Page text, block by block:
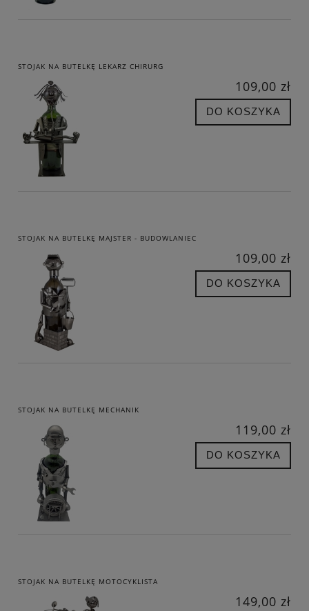
STOJAK NA BUTELKĘ LEKARZ CHIRURG
109,00 zł
DO KOSZYKA
STOJAK NA BUTELKĘ MAJSTER - BUDOWLANIEC
109,00 zł
DO KOSZYKA
STOJAK NA BUTELKĘ MECHANIK
119,00 zł
DO KOSZYKA
STOJAK NA BUTELKĘ MOTOCYKLISTA
149,00 zł